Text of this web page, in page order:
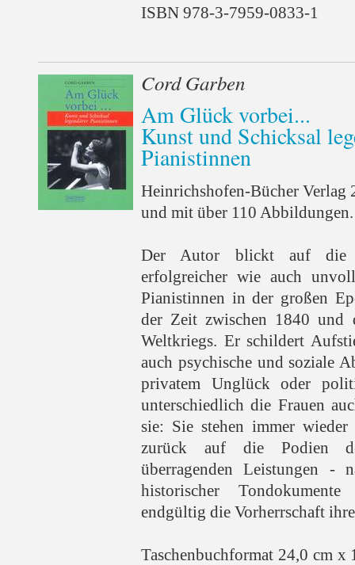
ISBN 978-3-7959-0833-1
Cord Garben
Am Glück vorbei...
Kunst und Schicksal
Pianistinnen
Heinrichshofen-Bücher Verlag
und mit über 110 Abbildungen.
Der Autor blickt auf die
erfolgreicher wie auch
Pianistinnen in der großen
der Zeit zwischen 1840 und
Weltkriegs. Er schildert
auch psychische und soziale
privatem Unglück oder
unterschiedlich die Frauen
sie: Sie stehen immer
zurück auf die Podien
überragenden Leistungen -
historischer
endgültig die Vorherrschaft
Taschenbuchformat 24,0 cm